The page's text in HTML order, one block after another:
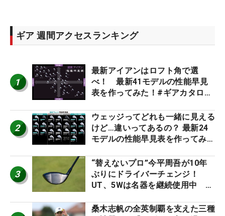
ギア 週間アクセスランキング
1
最新アイアンはロフト角で選
べ！ 最新41モデルの性能早見
表を作ってみた！#ギアカタログ
2
ウェッジってどれも一緒に見える
けど…違いってあるの？ 最新24
モデルの性能早見表を作ってみ
3
“替えないプロ”今平周吾が10年
ぶりにドライバーチェンジ！
UT、5Wは名器を継続使用中 #
桑木志帆の全英制覇を支えた三種